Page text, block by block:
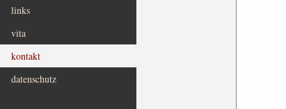
links
vita
kontakt
datenschutz